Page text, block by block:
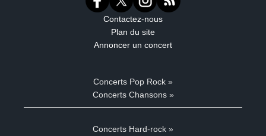
Contactez-nous
Plan du site
Annoncer un concert
Concerts Pop Rock »
Concerts Chansons »
Concerts Hard-rock »